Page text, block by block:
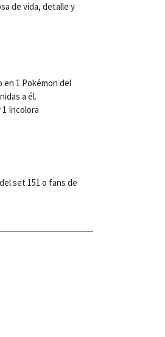
de vida, detalle y
1 Pokémon del
a él.
1 Incolora
set 151 o fans de